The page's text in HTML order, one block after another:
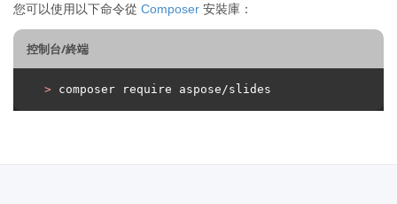
您可以使用以下命令從 Composer 安裝庫：
控制台/終端
> composer require aspose/slides